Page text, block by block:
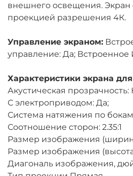
внешнего освещения. Экран
проекцией разрешения 4К.
Управление экраном:
управление: Да;
Характеристики экрана
Акустическая прозрачность:
С электроприводом: Да;
Система натяжения по
Соотношение сторон: 2.35:1
Размер изображения
Размер изображения
Диагональ изображения,